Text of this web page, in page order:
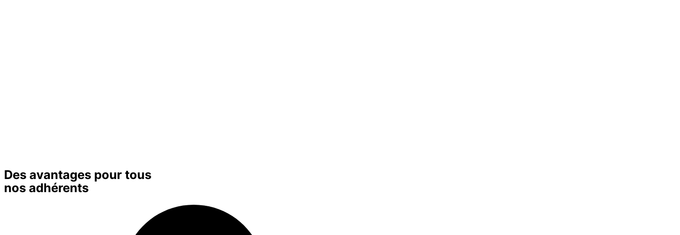
Des avantages pour tous
nos adhérents